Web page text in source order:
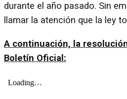
durante el año pasado. Sin
llamar la atención que la ley
A continuación, la
Boletín Oficial: